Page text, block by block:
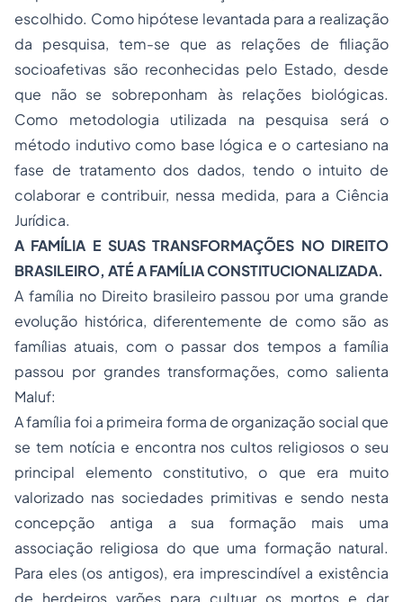
escolhido. Como hipótese levantada para a realização
da pesquisa, tem-se que as relações de filiação
socioafetivas são reconhecidas pelo Estado, desde
que não se sobreponham às relações biológicas.
Como metodologia utilizada na pesquisa será o
método indutivo como base lógica e o cartesiano na
fase de tratamento dos dados, tendo o intuito de
colaborar e contribuir, nessa medida, para a Ciência
Jurídica.
A FAMÍLIA E SUAS TRANSFORMAÇÕES NO DIREITO
BRASILEIRO, ATÉ A FAMÍLIA CONSTITUCIONALIZADA.
A família no Direito brasileiro passou por uma grande
evolução histórica, diferentemente de como são as
famílias atuais, com o passar dos tempos a família
passou por grandes transformações, como salienta
Maluf:
A família foi a primeira forma de organização social que
se tem notícia e encontra nos cultos religiosos o seu
principal elemento constitutivo, o que era muito
valorizado nas sociedades primitivas e sendo nesta
concepção antiga a sua formação mais uma
associação religiosa do que uma formação natural.
Para eles (os antigos), era imprescindível a existência
de herdeiros varões para cultuar os mortos e dar